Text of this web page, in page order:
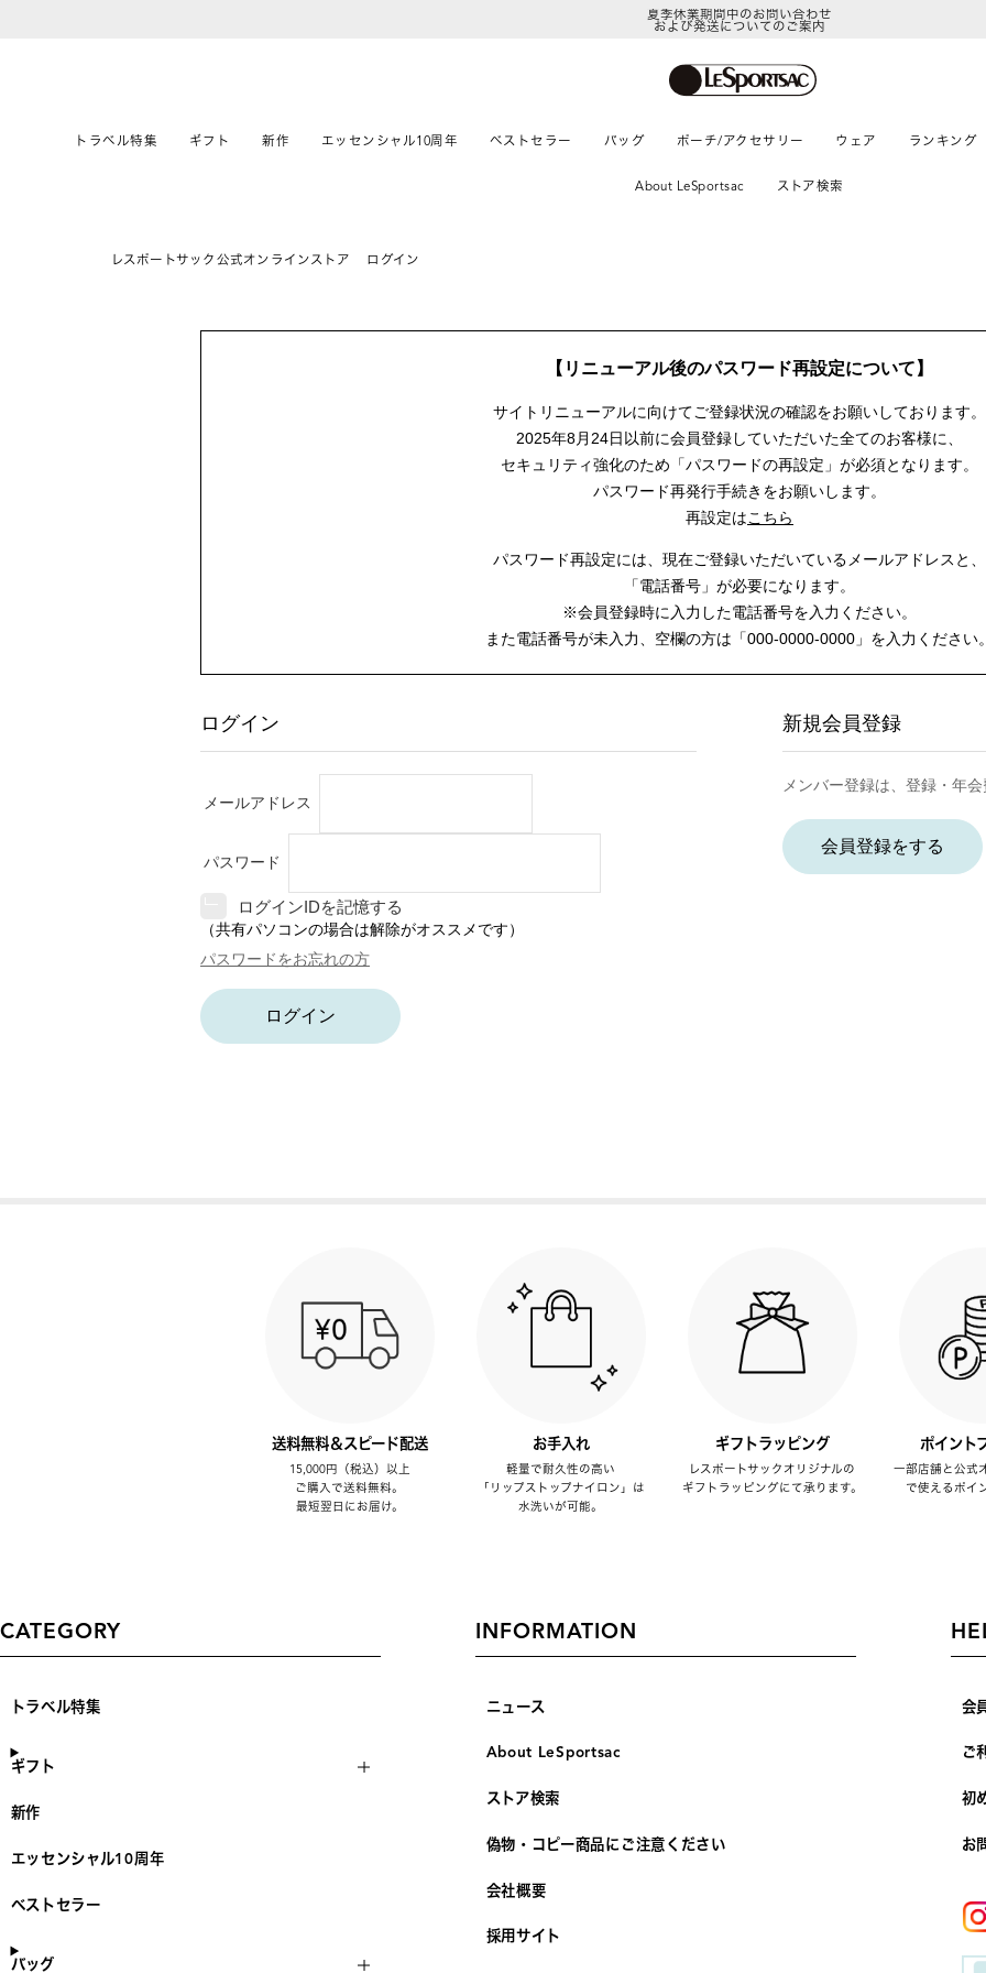
夏季休業期間中のお問い合わせ
および発送についてのご案内
トラベル特集 ギフト 新作 エッセンシャル10周年 ベストセラー バッグ ポーチ/アクセサリー ウェア ランキング
About LeSportsac ストア検索
レスポートサック公式オンラインストア ログイン
【リニューアル後のパスワード再設定について】
サイトリニューアルに向けてご登録状況の確認をお願いしております。
2025年8月24日以前に会員登録していただいた全てのお客様に、
セキュリティ強化のため「パスワードの再設定」が必須となります。
パスワード再発行手続きをお願いします。
再設定はこちら
パスワード再設定には、 現在ご登録いただいているメールアドレスと、
「電話番号」が必要になります。
※会員登録時に入力した電話番号を入力ください。
また電話番号が未入力、空欄の方は 「000-0000-0000」を入力ください。
ログイン
メールアドレス
パスワード
ログインIDを記憶する
（共有パソコンの場合は解除がオススメです）
パスワードをお忘れの方
ログイン
新規会員登録
メンバー登録は、登録・年会
会員登録をする
送料無料＆スピード配送
15,000円（税込）以上
ご購入で送料無料。
最短翌日にお届け。
お手入れ
軽量で耐久性の高い
「リップストップナイロン」は
水洗いが可能。
ギフトラッピング
レスポートサックオリジナルの
ギフトラッピングにて承ります。
ポイント
一部店舗と公式
で使えるポイ
CATEGORY
トラベル特集
ギフト
新作
エッセンシャル10周年
ベストセラー
バッグ
INFORMATION
ニュース
About LeSportsac
ストア検索
偽物・コピー商品にご注意ください
会社概要
採用サイト
会
ご
初
お